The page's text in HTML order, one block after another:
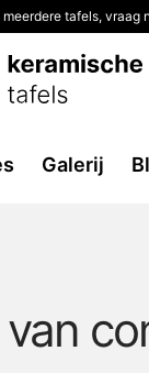
tafels, vraag
Galerij